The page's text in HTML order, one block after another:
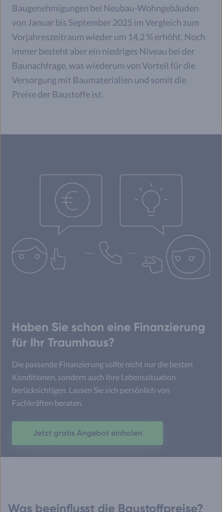
Baugenehmigungen bei Neubau-Wohngebäuden
von Januar bis September 2025 im Vergleich zum
Vorjahreszeitraum wieder um 14,2 % erhöht. Noch
immer besteht aber ein niedriges Niveau bei der
Baunachfrage, was wiederum von Vorteil für die
Versorgung mit Baumaterialien und somit die
Preise der Baustoffe ist.
Haben Sie schon eine Finanzierung
für Ihr Traumhaus?
Die passende Finanzierung sollte nicht nur die besten
Konditionen, sondern auch Ihre Lebenssituation
berücksichtigen. Lassen Sie sich persönlich von
Fachkräften beraten.
Jetzt gratis Angebot einholen
Was beeinflusst die Baustoffpreise?